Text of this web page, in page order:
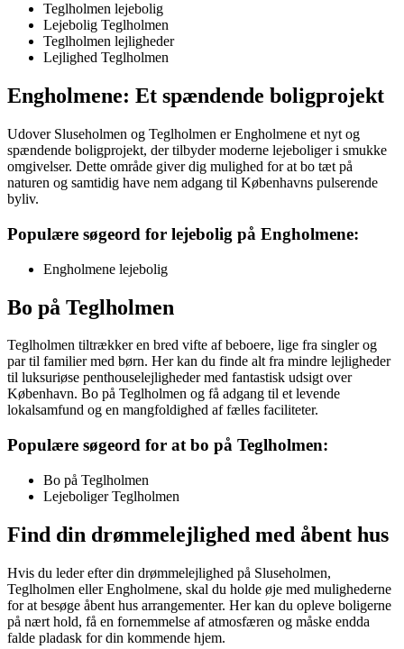
Teglholmen lejebolig
Lejebolig Teglholmen
Teglholmen lejligheder
Lejlighed Teglholmen
Engholmene: Et spændende boligprojekt
Udover Sluseholmen og Teglholmen er Engholmene et nyt og
spændende boligprojekt, der tilbyder moderne lejeboliger i smukke
omgivelser. Dette område giver dig mulighed for at bo tæt på
naturen og samtidig have nem adgang til Københavns pulserende
byliv.
Populære søgeord for lejebolig på Engholmene:
Engholmene lejebolig
Bo på Teglholmen
Teglholmen tiltrækker en bred vifte af beboere, lige fra singler og
par til familier med børn. Her kan du finde alt fra mindre lejligheder
til luksuriøse penthouselejligheder med fantastisk udsigt over
København. Bo på Teglholmen og få adgang til et levende
lokalsamfund og en mangfoldighed af fælles faciliteter.
Populære søgeord for at bo på Teglholmen:
Bo på Teglholmen
Lejeboliger Teglholmen
Find din drømmelejlighed med åbent hus
Hvis du leder efter din drømmelejlighed på Sluseholmen,
Teglholmen eller Engholmene, skal du holde øje med mulighederne
for at besøge åbent hus arrangementer. Her kan du opleve boligerne
på nært hold, få en fornemmelse af atmosfæren og måske endda
falde pladask for din kommende hjem.